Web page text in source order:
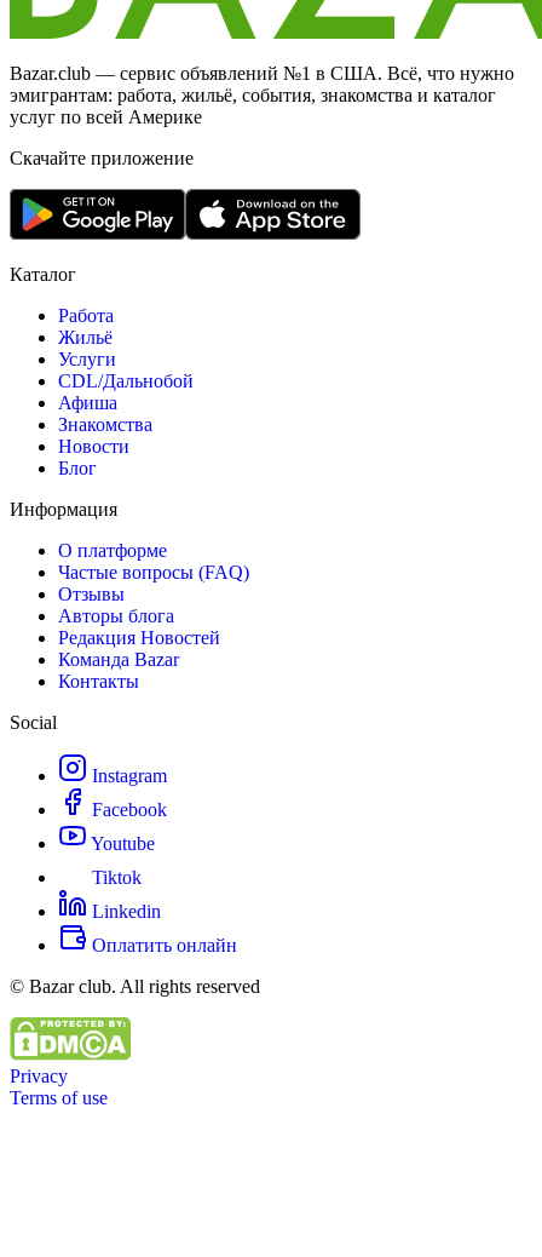
Bazar.club — сервис объявлений №1 в США. Всё, что нужно
эмигрантам: работа, жильё, события, знакомства и каталог
услуг по всей Америке
Скачайте приложение
Каталог
Работа
Жильё
Услуги
CDL/Дальнобой
Афиша
Знакомства
Новости
Блог
Информация
О платформе
Частые вопросы (FAQ)
Отзывы
Авторы блога
Редакция Новостей
Команда Bazar
Контакты
Social
Instagram
Facebook
Youtube
Tiktok
Linkedin
Оплатить онлайн
© Bazar club. All rights reserved
Privacy
Terms of use